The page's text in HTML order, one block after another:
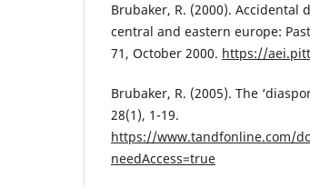
Brubaker, R. (2000). Accidental
central and eastern europe:
71, October 2000. https://
Brubaker, R. (2005). The
28(1), 1-19.
https://www.tandfonline.com/
needAccess=true